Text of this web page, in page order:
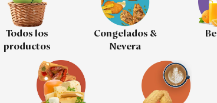
Todos los
productos
Congelados &
Nevera